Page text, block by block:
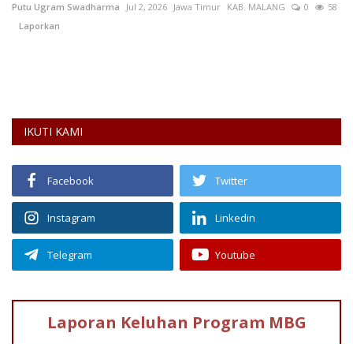
Putu Ugram Swadharma Jul 2, 2026 Jawa Timur KAB. MALANG 0
58
Laporkan
IKUTI KAMI
Facebook Twitter
Instagram Linkedin
Telegram Youtube
Laporan Keluhan Program MBG